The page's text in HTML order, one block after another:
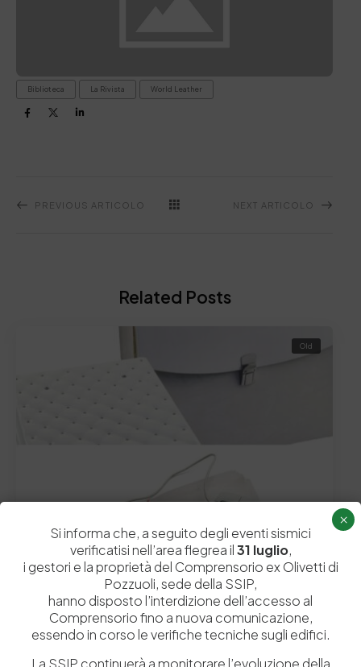
Biblioteca La Rivista World Leather
PREVIOUS ARTICOLO NEXT ARTICOLO
Related Posts
Old
Iscriviti alla Newsletter
Ora è possibile restare sempre in contatto con noi
riguardo le ultime notizie della Stazione…
Admin_dev2 0 0
Si informa che, a seguito degli eventi sismici
verificatisi nell’area flegrea il31 luglio,
i gestori e la proprietà del Comprensorio ex Olivetti di
Pozzuoli, sede della SSIP,
hanno disposto l’interdizione dell’accesso al
Comprensorio fino a nuova comunicazione,
essendo in corso le verifiche tecniche sugli edifici.
La SSIP continuerà a monitorare l’evoluzione della
×